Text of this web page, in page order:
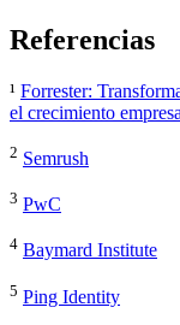
Referencias
¹ Forrester:
el crecimiento
2 Semrush
3 PwC
4 Baymard Institute
5 Ping Identity